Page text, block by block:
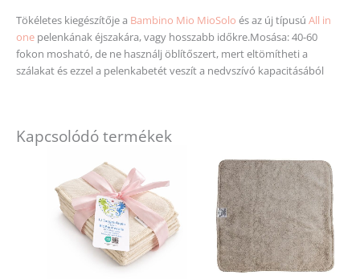
Tökéletes kiegészítője a Bambino Mio MioSolo és az új típusú All in
one pelenkának éjszakára, vagy hosszabb időkre.Mosása: 40-60
fokon mosható, de ne használj öblítőszert, mert eltömítheti a
szálakat és ezzel a pelenkabetét veszít a nedvszívó kapacitásából
Kapcsolódó termékek
a
terméknek
több
variációja
van.
A
változatok